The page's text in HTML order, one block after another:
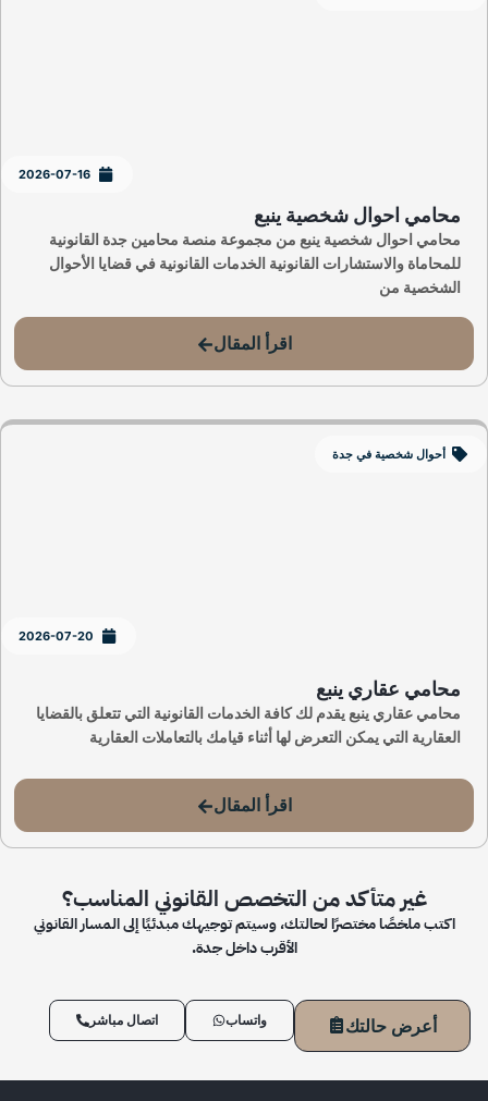
2026-07-16
محامي احوال شخصية ينبع
محامي احوال شخصية ينبع من مجموعة منصة محامين جدة القانونية
للمحاماة والاستشارات القانونية الخدمات القانونية في قضايا الأحوال
الشخصية من
اقرأ المقال
أحوال شخصية في جدة
2026-07-20
محامي عقاري ينبع
محامي عقاري ينبع يقدم لك كافة الخدمات القانونية التي تتعلق بالقضايا
العقارية التي يمكن التعرض لها أثناء قيامك بالتعاملات العقارية
اقرأ المقال
غير متأكد من التخصص القانوني المناسب؟
اكتب ملخصًا مختصرًا لحالتك، وسيتم توجيهك مبدئيًا إلى المسار القانوني
الأقرب داخل جدة.
أعرض حالتك واتساب اتصال مباشر